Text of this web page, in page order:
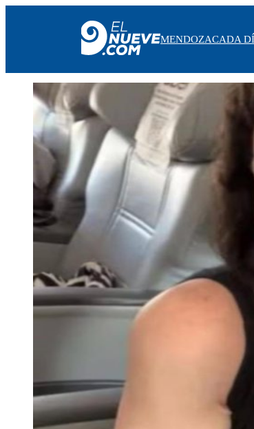
MENDOZA
CADA DÍA
ARGENTINA
NOTICIERO 9
PROTAGONISTAS
EL NUEVE STREAMS
PROGRAMACIÓN
EN VIVO
MENDOZACADA